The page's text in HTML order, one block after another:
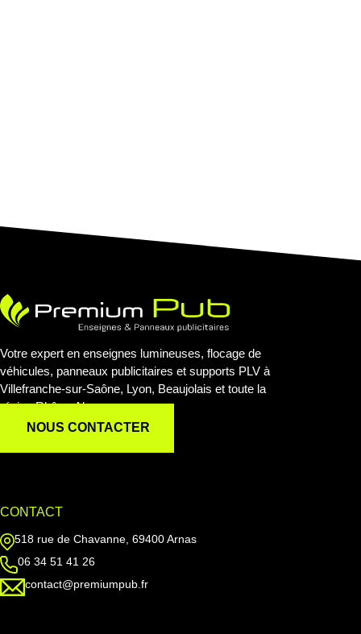
Votre expert en enseignes lumineuses, flocage de
véhicules, panneaux publicitaires et supports PLV à
Villefranche-sur-Saône, Lyon, Beaujolais et toute la
région Rhône-Alpes.
NOUS CONTACTER
CONTACT
518 rue de Chavanne, 69400 Arnas
06 34 51 41 26
contact@premiumpub.fr